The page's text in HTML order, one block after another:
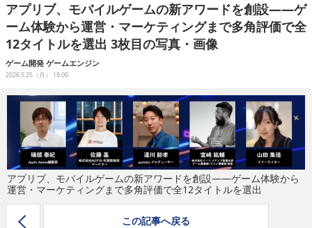
企業動向
人材育成
産業政策
連載
イベント/セミナー
eスポーツ
アプリブ、モバイルゲームの新アワードを創設——ゲ
ーム体験から運営・マーケティングまで多角評価で全
12タイトルを選出 3枚目の写真・画像
ゲーム開発 ゲームエンジン
2026.5.25（月） 18:00
アプリブ、モバイルゲームの新アワードを創設——ゲーム体験から
運営・マーケティングまで多角評価で全12タイトルを選出
この記事へ戻る